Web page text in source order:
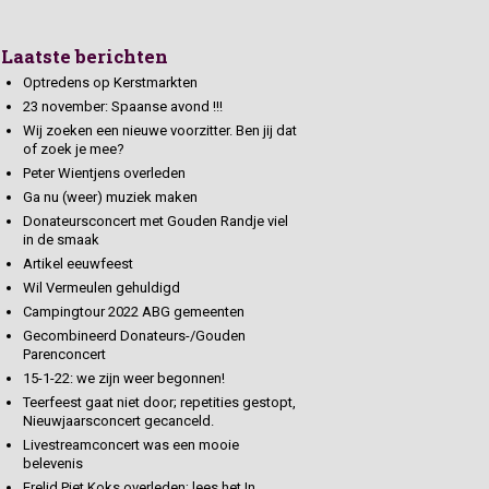
Laatste berichten
Optredens op Kerstmarkten
23 november: Spaanse avond !!!
Wij zoeken een nieuwe voorzitter. Ben jij dat
of zoek je mee?
Peter Wientjens overleden
Ga nu (weer) muziek maken
Donateursconcert met Gouden Randje viel
in de smaak
Artikel eeuwfeest
Wil Vermeulen gehuldigd
Campingtour 2022 ABG gemeenten
Gecombineerd Donateurs-/Gouden
Parenconcert
15-1-22: we zijn weer begonnen!
Teerfeest gaat niet door; repetities gestopt,
Nieuwjaarsconcert gecanceld.
Livestreamconcert was een mooie
belevenis